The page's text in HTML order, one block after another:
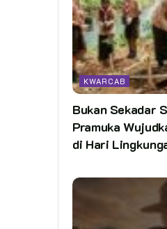
KWARCAB
Bukan Sekadar
Pramuka
di Hari